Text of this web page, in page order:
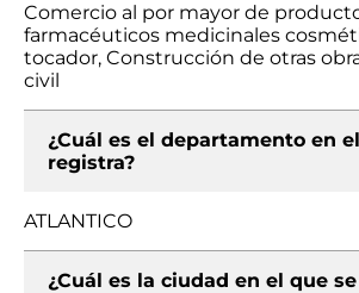
Comercio al por mayor de
farmacéuticos medicinales
tocador, Construcción de otras
civil
¿Cuál es el departamento en
registra?
ATLANTICO
¿Cuál es la ciudad en el que